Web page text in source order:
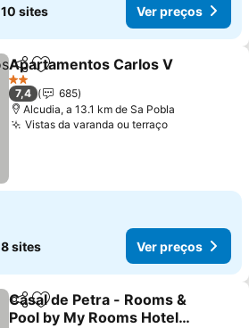
10 sites Ver preços
PartilharAdicionar aos favoritos
Apartamentos Carlos V
2 Estrelas
7,4
685
Alcudia, a 13.1 km de Sa Pobla
Vistas da varanda ou terraçoVer preços
8 sites Ver preços
PartilharAdicionar aos favoritos
Casal de Petra - Rooms &
Pool by My Rooms Hotels